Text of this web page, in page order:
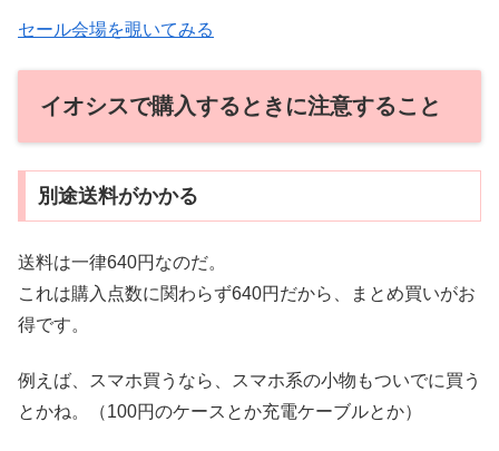
セール会場を覗いてみる
イオシスで購入するときに注意すること
別途送料がかかる
送料は一律640円なのだ。
これは購入点数に関わらず640円だから、まとめ買いがお
得です。
例えば、スマホ買うなら、スマホ系の小物もついでに買う
とかね。（100円のケースとか充電ケーブルとか）